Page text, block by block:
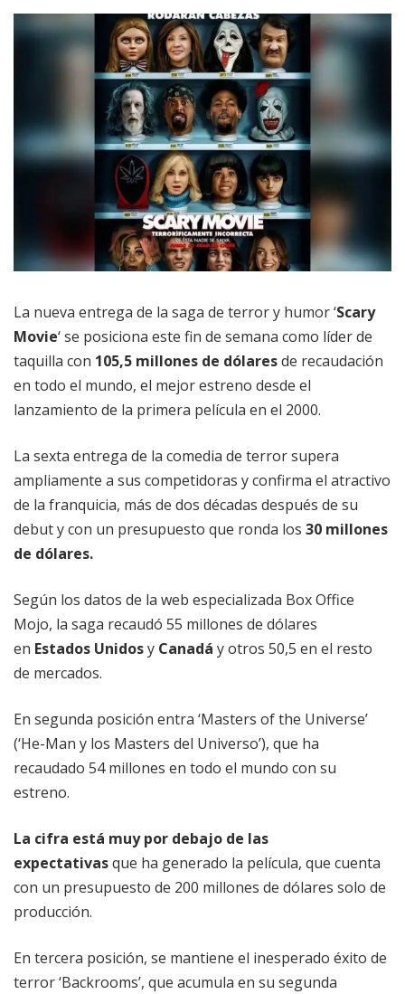
La nueva entrega de la saga de terror y humor ‘Scary
Movie‘ se posiciona este fin de semana como líder de
taquilla con 105,5 millones de dólaresde recaudación
en todo el mundo, el mejor estreno desde el
lanzamiento de la primera película en el 2000.
La sexta entrega de la comedia de terror supera
ampliamente a sus competidoras y confirma el atractivo
de la franquicia, más de dos décadas después de su
debut y con un presupuesto que ronda los 30 millones
de dólares.
Según los datos de la web especializada Box Office
Mojo, la saga recaudó 55 millones de dólares
en Estados Unidosy Canadá y otros 50,5 en el resto
de mercados.
En segunda posición entra ‘Masters of the Universe’
(‘He-Man y los Masters del Universo’), que ha
recaudado 54 millones en todo el mundo con su
estreno.
La cifra está muy por debajo de las
expectativasque ha generado la película, que cuenta
con un presupuesto de 200 millones de dólares solo de
producción.
En tercera posición, se mantiene el inesperado éxito de
terror ‘Backrooms’, que acumula en su segunda